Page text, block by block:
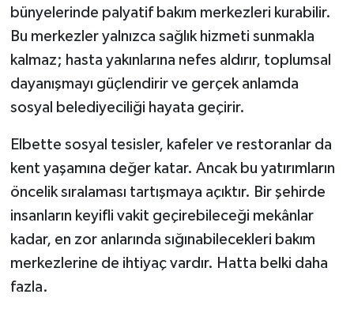
bünyelerinde palyatif bakım merkezleri kurabilir.
Bu merkezler yalnızca sağlık hizmeti sunmakla
kalmaz; hasta yakınlarına nefes aldırır, toplumsal
dayanışmayı güçlendirir ve gerçek anlamda
sosyal belediyeciliği hayata geçirir.
Elbette sosyal tesisler, kafeler ve restoranlar da
kent yaşamına değer katar. Ancak bu yatırımların
öncelik sıralaması tartışmaya açıktır. Bir şehirde
insanların keyifli vakit geçirebileceği mekânlar
kadar, en zor anlarında sığınabilecekleri bakım
merkezlerine de ihtiyaç vardır. Hatta belki daha
fazla.